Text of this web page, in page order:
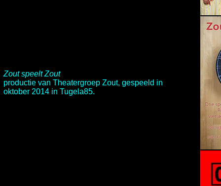
Zout speelt Zout
productie van Theatergroep Zout, gespeeld in
oktober 2014 in Tugela85.